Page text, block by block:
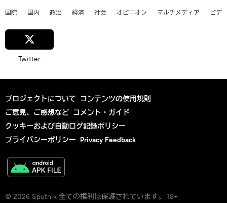
国際 国内 政治 経済 社会 オピニオン マルチメディア ビデ
Twitter
プロジェクトについて コンテンツの使用規則
ご意見、ご感想など コメント・ガイド
クッキーおよび自動ログ記録ポリシー
プライバシーポリシー Privacy Feedback
© 2026 Sputnik 全ての権利は保護されています。 18+